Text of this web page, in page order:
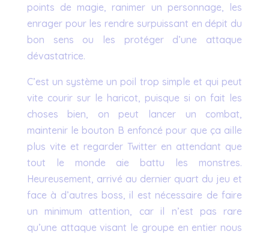
points de magie, ranimer un personnage, les
enrager pour les rendre surpuissant en dépit du
bon sens ou les protéger d’une attaque
dévastatrice.
C’est un système un poil trop simple et qui peut
vite courir sur le haricot, puisque si on fait les
choses bien, on peut lancer un combat,
maintenir le bouton B enfoncé pour que ça aille
plus vite et regarder Twitter en attendant que
tout le monde aie battu les monstres.
Heureusement, arrivé au dernier quart du jeu et
face à d’autres boss, il est nécessaire de faire
un minimum attention, car il n’est pas rare
qu’une attaque visant le groupe en entier nous